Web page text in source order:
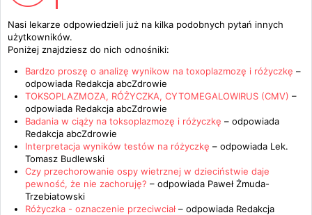
Nasi lekarze odpowiedzieli już na kilka podobnych pytań innych
użytkowników.
Poniżej znajdziesz do nich odnośniki:
Bardzo proszę o analizę wynikow na toxoplazmozę i różyczkę –
odpowiada Redakcja abcZdrowie
TOKSOPLAZMOZA, RÓŻYCZKA, CYTOMEGALOWIRUS (CMV) –
odpowiada Redakcja abcZdrowie
Badania w ciąży na toksoplazmozę i różyczkę – odpowiada
Redakcja abcZdrowie
Interpretacja wyników testów na różyczkę – odpowiada Lek.
Tomasz Budlewski
Czy przechorowanie ospy wietrznej w dzieciństwie daje
pewność, że nie zachoruję? – odpowiada Paweł Żmuda-
Trzebiatowski
Różyczka - oznaczenie przeciwciał – odpowiada Redakcja